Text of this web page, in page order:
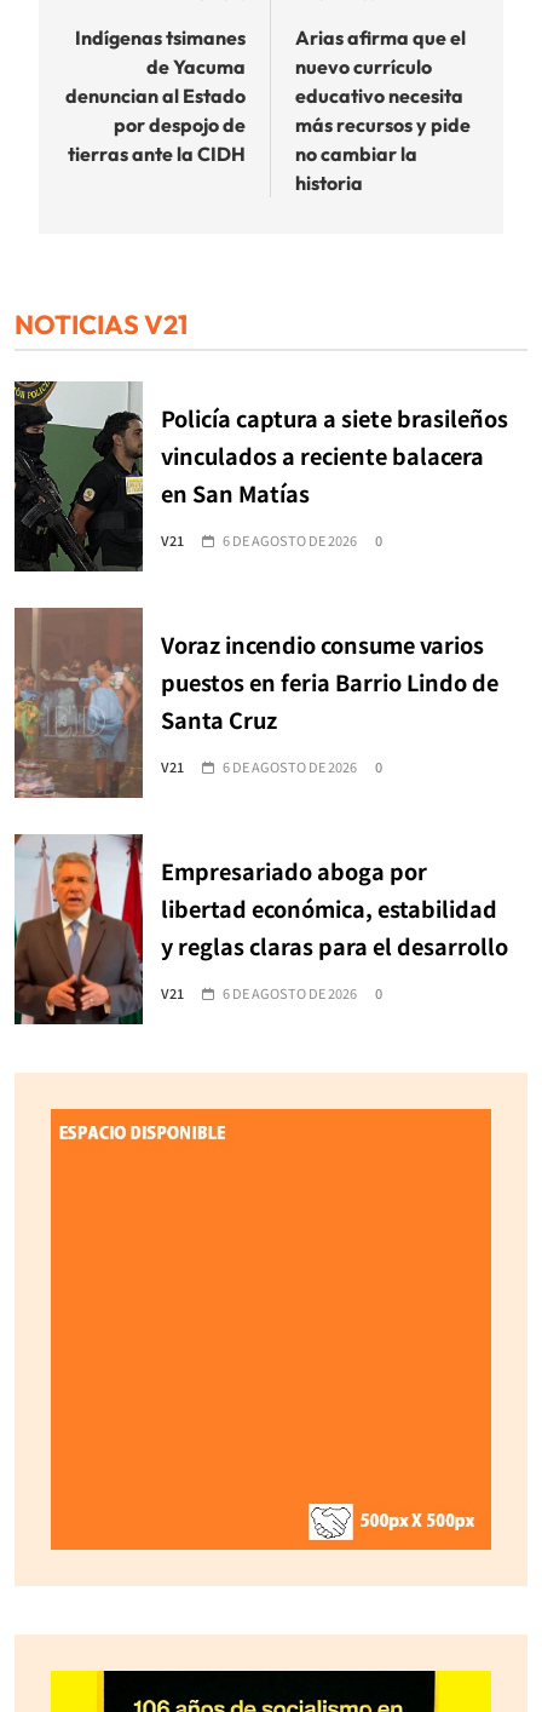
de
entradas
Indígenas tsimanes
de Yacuma
denuncian al Estado
por despojo de
tierras ante la CIDH
Arias afirma que el
nuevo currículo
educativo necesita
más recursos y pide
no cambiar la
historia
NOTICIAS V21
Policía captura a siete brasileños
vinculados a reciente balacera
en San Matías
V21 6 DE AGOSTO DE 2026 0
Voraz incendio consume varios
puestos en feria Barrio Lindo de
Santa Cruz
V21 6 DE AGOSTO DE 2026 0
Empresariado aboga por
libertad económica, estabilidad
y reglas claras para el desarrollo
V21 6 DE AGOSTO DE 2026 0